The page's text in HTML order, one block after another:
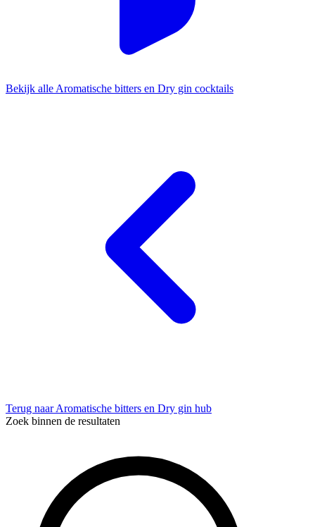
Bekijk alle Aromatische bitters en Dry gin cocktails
Terug naar Aromatische bitters en Dry gin hub
Zoek binnen de resultaten